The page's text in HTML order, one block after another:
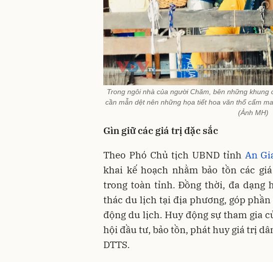
Trong ngôi nhà của người Chăm, bên những
cần mẫn dệt nên những họa tiết hoa văn thổ cẩm
(Ảnh MH)
Gìn giữ các giá trị đặc sắc
Theo Phó Chủ tịch UBND tỉnh An
khai kế hoạch nhằm bảo tồn các
trong toàn tỉnh. Đồng thời, đa dạng
thác du lịch tại địa phương, góp
động du lịch. Huy động sự tham gia
hội đầu tư, bảo tồn, phát huy giá trị
DTTS.